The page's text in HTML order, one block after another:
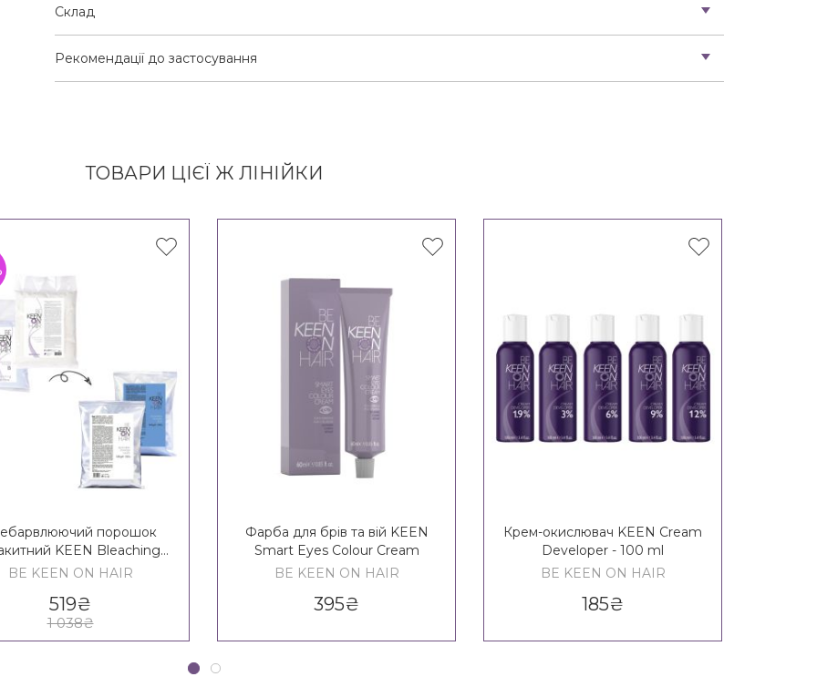
Склад
Рекомендації до застосування
ТОВАРИ ЦІЄЇ Ж ЛІНІЙКИ
порошок
KEEN Bleaching
Powder Blue
BE KEEN ON HAIR
519₴
1 038₴
Фарба для брів та вій KEEN
Smart Eyes Colour Cream
BE KEEN ON HAIR
395₴
Крем-окислювач KEEN Cream
Developer - 100 ml
BE KEEN ON HAIR
185₴